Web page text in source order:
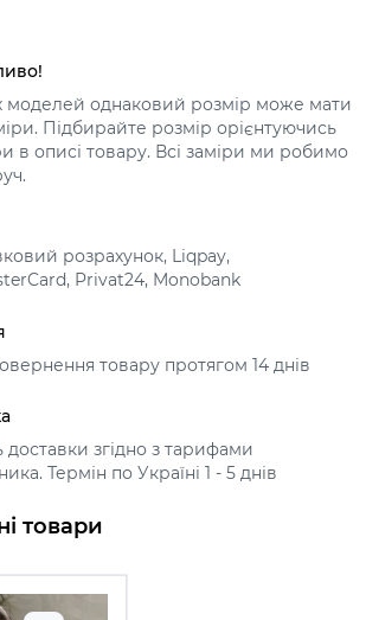
моделей однаковий розмір може мати
Підбирайте розмір орієнтуючись
в описі товару. Всі заміри ми робимо
розрахунок, Liqpay,
Privat24, Monobank
товару протягом 14 днів
доставки згідно з тарифами
Термін по Україні 1 - 5 днів
товари